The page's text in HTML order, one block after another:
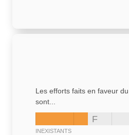
Les efforts faits en faveur
sont...
F
INEXISTANTS